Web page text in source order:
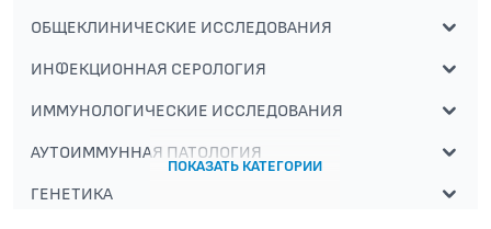
ОБЩЕКЛИНИЧЕСКИЕ ИССЛЕДОВАНИЯ
ИНФЕКЦИОННАЯ СЕРОЛОГИЯ
ИММУНОЛОГИЧЕСКИЕ ИССЛЕДОВАНИЯ
АУТОИММУННАЯ ПАТОЛОГИЯ
ГЕНЕТИКА
ПОКАЗАТЬ КАТЕГОРИИ